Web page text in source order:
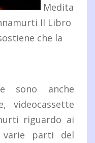
Medita
Il Libro
che la
sono anche
videocassette
riguardo ai
parti del